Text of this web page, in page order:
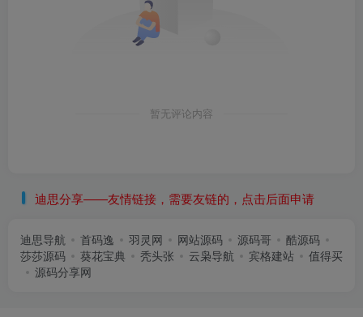
暂无评论内容
迪思分享——友情链接，需要友链的，点击后面申请
迪思导航 首码逸 羽灵网 网站源码 源码哥
酷源码
莎莎源码
葵花宝典 秃头张 云枭导航 宾格建站
值得买
源码分享网